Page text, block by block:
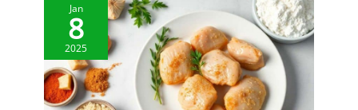
Jan
8
2025